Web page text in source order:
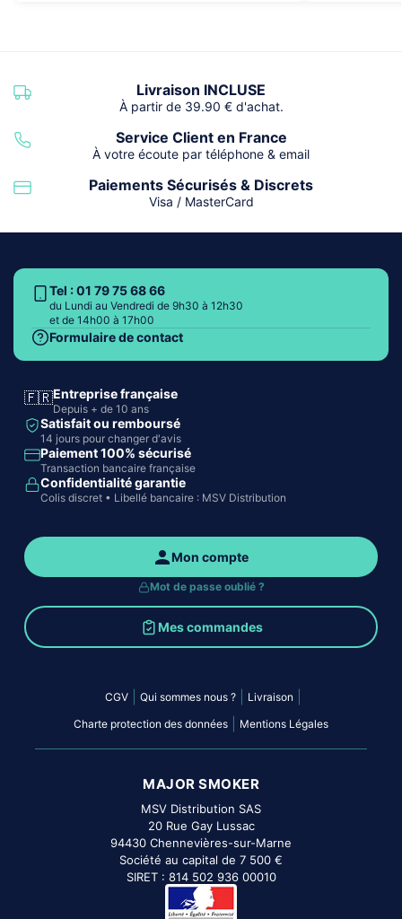
Livraison INCLUSE
À partir de 39.90 € d'achat.
Service Client en France
À votre écoute par téléphone & email
Paiements Sécurisés & Discrets
Visa / MasterCard
Tel : 01 79 75 68 66
du Lundi au Vendredi de 9h30 à 12h30
et de 14h00 à 17h00
Formulaire de contact
🇫🇷Entreprise française
Depuis + de 10 ans
Satisfait ou remboursé
14 jours pour changer d'avis
Paiement 100% sécurisé
Transaction bancaire française
Confidentialité garantie
Colis discret • Libellé bancaire : MSV Distribution
Mon compte
Mot de passe oublié ?
Mes commandes
CGV Qui sommes nous ? Livraison
Charte protection des données Mentions Légales
MAJOR SMOKER
MSV Distribution SAS
20 Rue Gay Lussac
94430 Chennevières-sur-Marne
Société au capital de 7 500 €
SIRET : 814 502 936 00010